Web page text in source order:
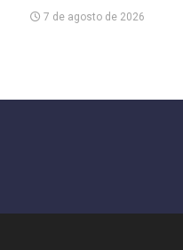
7 de agosto de 2026